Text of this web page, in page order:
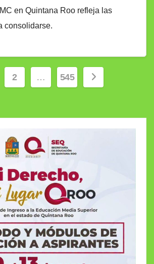
en Quintana Roo refleja las
consolidarse.
2 … 545